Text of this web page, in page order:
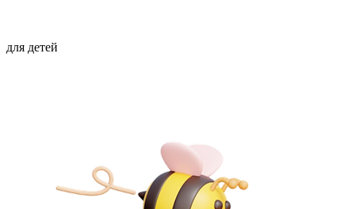
для детей